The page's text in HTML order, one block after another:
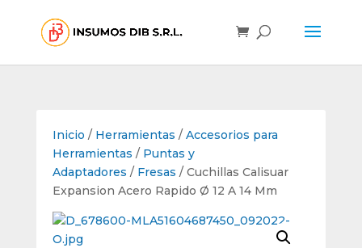
Inicio / Herramientas / Accesorios para
Herramientas / Puntas y
Adaptadores / Fresas / Cuchillas Calisuar
Expansion Acero Rapido Ø 12 A 14 Mm